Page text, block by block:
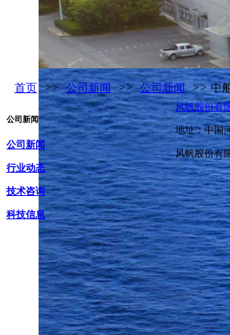
首页 >> 公司新闻 >> 公司新闻 >> 中
公司新闻
公司新闻
行业动态
技术咨询
科技信息
风帆股份有
地址：中国
风帆股份有